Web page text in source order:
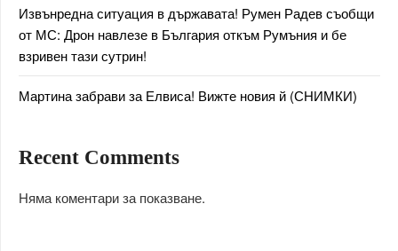
Извънредна ситуация в държавата! Румен Радев съобщи
от МС: Дрон навлезе в България откъм Румъния и бе
взривен тази сутрин!
Мартина забрави за Елвиса! Вижте новия й (СНИМКИ)
Recent Comments
Няма коментари за показване.